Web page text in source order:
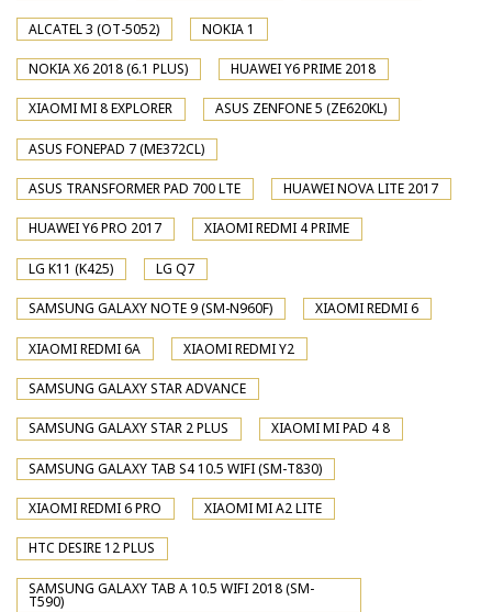
ALCATEL 3 (OT-5052) NOKIA 1
NOKIA X6 2018 (6.1 PLUS) HUAWEI Y6 PRIME 2018
XIAOMI MI 8 EXPLORER ASUS ZENFONE 5 (ZE620KL)
ASUS FONEPAD 7 (ME372CL)
ASUS TRANSFORMER PAD 700 LTE HUAWEI NOVA LITE 2017
HUAWEI Y6 PRO 2017 XIAOMI REDMI 4 PRIME
LG K11 (K425) LG Q7
SAMSUNG GALAXY NOTE 9 (SM-N960F) XIAOMI REDMI 6
XIAOMI REDMI 6A XIAOMI REDMI Y2
SAMSUNG GALAXY STAR ADVANCE
SAMSUNG GALAXY STAR 2 PLUS XIAOMI MI PAD 4 8
SAMSUNG GALAXY TAB S4 10.5 WIFI (SM-T830)
XIAOMI REDMI 6 PRO XIAOMI MI A2 LITE
HTC DESIRE 12 PLUS
SAMSUNG GALAXY TAB A 10.5 WIFI 2018 (SM-
T590)